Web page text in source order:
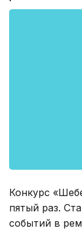
Конкурс
пятый раз.
событий в